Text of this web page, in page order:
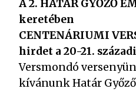
A 2. HATÁR GYŐZŐ
keretében
CENTENÁRIUMI
hirdet a 20-21.
Versmondó
kívánunk Határ